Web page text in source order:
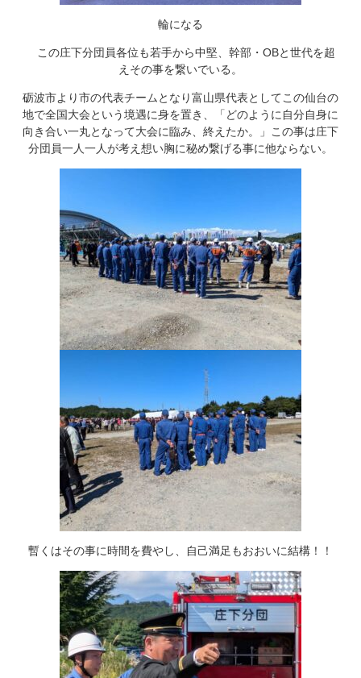
輪になる
この庄下分団員各位も若手から中堅、幹部・OBと世代を超
えその事を繋いでいる。
砺波市より市の代表チームとなり富山県代表としてこの仙台の
地で全国大会という境遇に身を置き、「どのように自分自身に
向き合い一丸となって大会に臨み、終えたか。」この事は庄下
分団員一人一人が考え想い胸に秘め繋げる事に他ならない。
暫くはその事に時間を費やし、自己満足もおおいに結構！！